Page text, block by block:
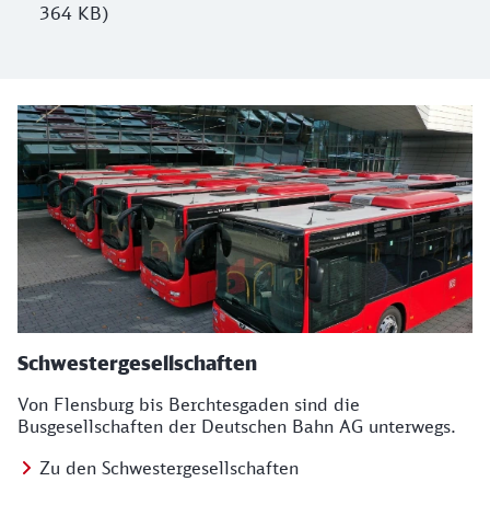
364 KB)
Schwestergesellschaften
Von Flensburg bis Berchtesgaden sind die
Busgesellschaften der Deutschen Bahn AG unterwegs.
Zu den Schwestergesellschaften